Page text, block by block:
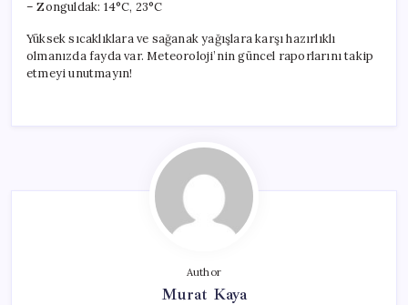
– Zonguldak: 14°C, 23°C
Yüksek sıcaklıklara ve sağanak yağışlara karşı hazırlıklı
olmanızda fayda var. Meteoroloji’nin güncel raporlarını takip
etmeyi unutmayın!
Author
Murat Kaya